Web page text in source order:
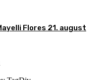
Flores 21. august